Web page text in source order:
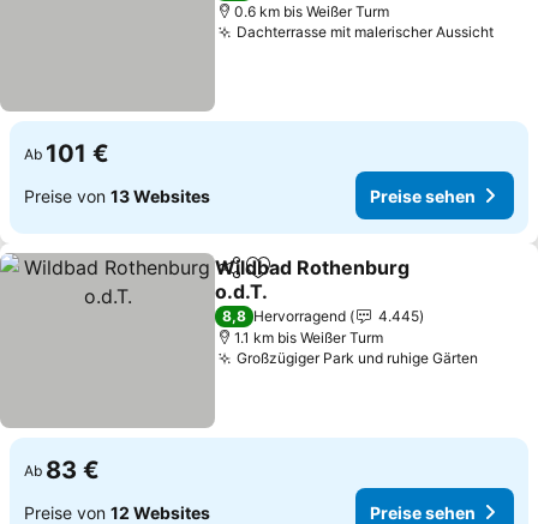
0.6 km bis Weißer Turm
Dachterrasse mit malerischer Aussicht
Ab 101 €
Preise von 13 Websites Preise sehen
TeilenZu Favoriten hinzufügen
Wildbad Rothenburg
o.d.T.
Preise sehen
8,8 Hervorragend
4.445
1.1 km bis Weißer Turm
Großzügiger Park und ruhige Gärten
Ab 83 €
Preise von 12 Websites Preise sehen